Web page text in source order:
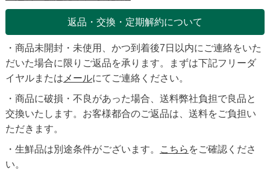
返品・交換・定期解約について
・商品未開封・未使用、かつ到着後7日以内にご連絡をいた
だいた場合に限りご返品を承ります。まずは下記フリーダ
イヤルまたは メールにてご連絡ください。
・商品に破損・不良があった場合、送料弊社負担で良品と
交換いたします。お客様都合のご返品は、送料をご負担い
ただきます。
・生鮮品は別途条件がございます。
こちら をご確認くださ
い。